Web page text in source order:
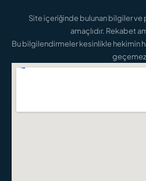
Site içeriğinde bulunan bilgiler ve
amaçlıdır. Rekabet
Bu bilgilendirmeler kesinlikle hekimin